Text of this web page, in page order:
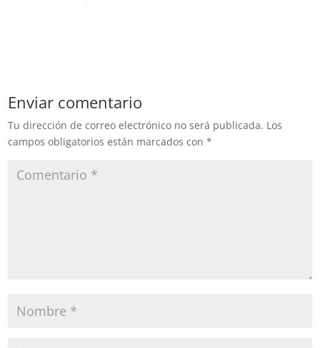
Enviar comentario
Tu dirección de correo electrónico no será publicada. Los
campos obligatorios están marcados con*